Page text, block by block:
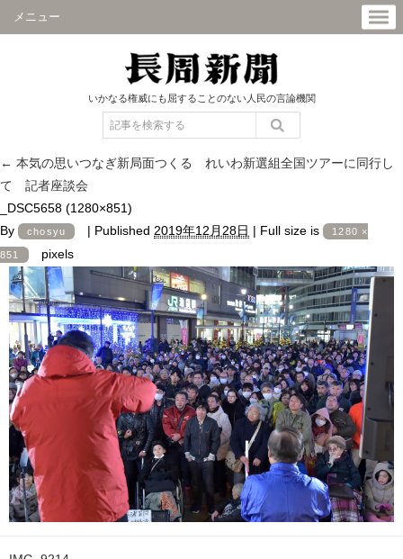
メニュー
いかなる権威にも屈することのない人民の言論機関
← 本気の思いつなぎ新局面つくる れいわ新選組全国ツアーに同行し
て 記者座談会
_DSC5658 (1280×851)
By
chosyu | Published 2019年12月28日 | Full size is 1280 ×
851 pixels